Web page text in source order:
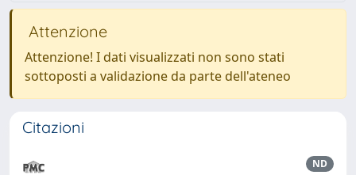
Attenzione
Attenzione! I dati visualizzati non sono stati
sottoposti a validazione da parte dell'ateneo
Citazioni
ND